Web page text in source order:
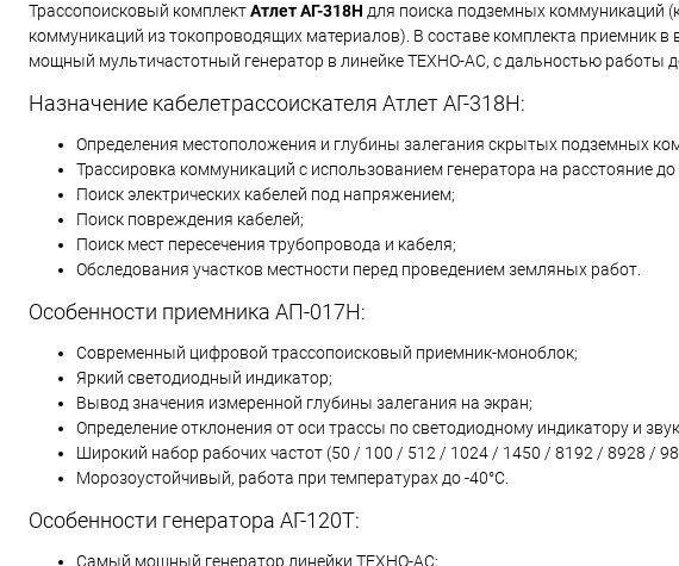
Трассопоисковый комплектАтлет АГ-318Н для поиска подземных коммуникаций
коммуникаций из токопроводящих материалов). В составе комплекта приемник
мощный мультичастотный генератор в линейке ТЕХНО-АС, с дальностью работы
Назначение кабелетрассоискателя Атлет АГ-318Н:
Определения местоположения и глубины залегания скрытых подземных
Трассировка коммуникаций с использованием генератора на расстояние до
Поиск электрических кабелей под напряжением;
Поиск повреждения кабелей;
Поиск мест пересечения трубопровода и кабеля;
Обследования участков местности перед проведением земляных работ.
Особенности приемника АП-017Н:
Современный цифровой трассопоисковый приемник-моноблок;
Яркий светодиодный индикатор;
Вывод значения измеренной глубины залегания на экран;
Определение отклонения от оси трассы по светодиодному индикатору и
Широкий набор рабочих частот (50 / 100 / 512 / 1024 / 1450 / 8192 / 8928 /
Морозоустойчивый, работа при температурах до -40°С.
Особенности генератора АГ-120Т:
Самый мощный генератор линейки ТЕХНО-АС;